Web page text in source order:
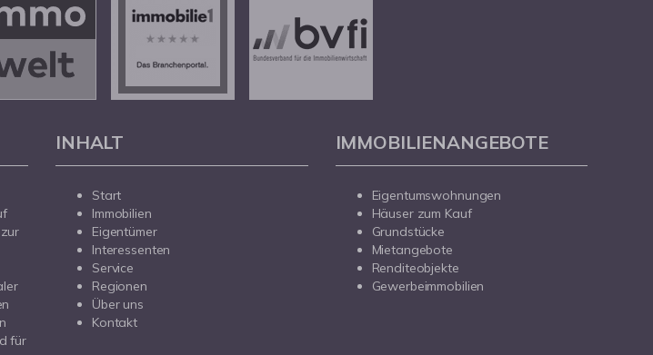
für
INHALT
Start
Immobilien
Eigentümer
Interessenten
Service
Regionen
Über uns
Kontakt
IMMOBILIENANGEBOTE
Eigentumswohnungen
Häuser zum Kauf
Grundstücke
Mietangebote
Renditeobjekte
Gewerbeimmobilien